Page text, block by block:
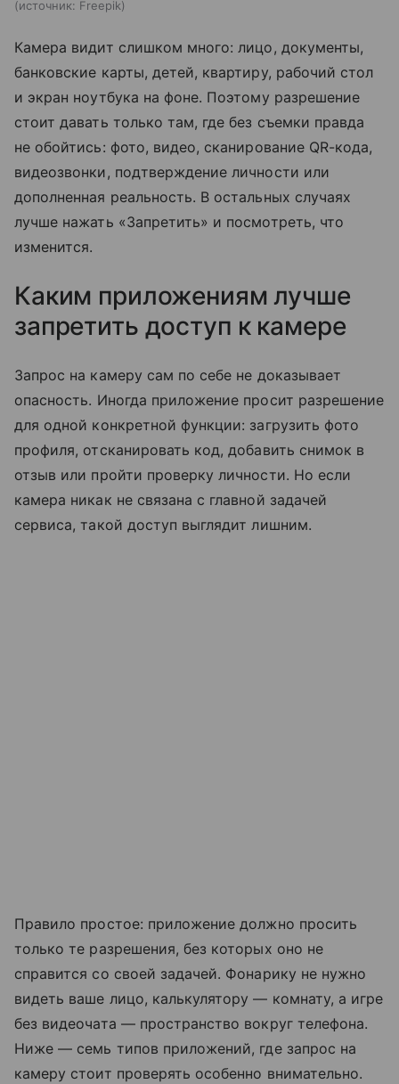
источник: Freepik
Камера видит слишком много: лицо, документы,
банковские карты, детей, квартиру, рабочий стол
и экран ноутбука на фоне. Поэтому разрешение
стоит давать только там, где без съемки правда
не обойтись: фото, видео, сканирование QR-кода,
видеозвонки, подтверждение личности или
дополненная реальность. В остальных случаях
лучше нажать «Запретить» и посмотреть, что
изменится.
Каким приложениям лучше
запретить доступ к камере
Запрос на камеру сам по себе не доказывает
опасность. Иногда приложение просит разрешение
для одной конкретной функции: загрузить фото
профиля, отсканировать код, добавить снимок в
отзыв или пройти проверку личности. Но если
камера никак не связана с главной задачей
сервиса, такой доступ выглядит лишним.
Правило простое: приложение должно просить
только те разрешения, без которых оно не
справится со своей задачей. Фонарику не нужно
видеть ваше лицо, калькулятору — комнату, а игре
без видеочата — пространство вокруг телефона.
Ниже — семь типов приложений, где запрос на
камеру стоит проверять особенно внимательно.